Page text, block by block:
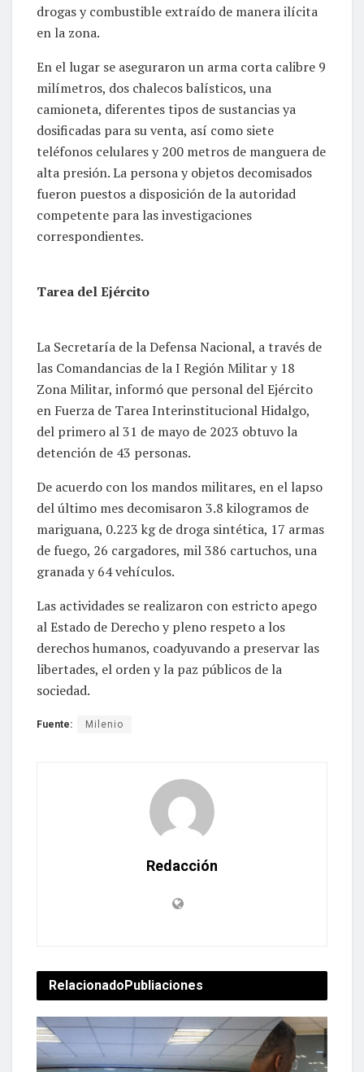
drogas y combustible extraído de manera ilícita
en la zona.
En el lugar se aseguraron un arma corta calibre 9
milímetros, dos chalecos balísticos, una
camioneta, diferentes tipos de sustancias ya
dosificadas para su venta, así como siete
teléfonos celulares y 200 metros de manguera de
alta presión. La persona y objetos decomisados
fueron puestos a disposición de la autoridad
competente para las investigaciones
correspondientes.
Tarea del Ejército
La Secretaría de la Defensa Nacional, a través de
las Comandancias de la I Región Militar y 18
Zona Militar, informó que personal del Ejército
en Fuerza de Tarea Interinstitucional Hidalgo,
del primero al 31 de mayo de 2023 obtuvo la
detención de 43 personas.
De acuerdo con los mandos militares, en el lapso
del último mes decomisaron 3.8 kilogramos de
mariguana, 0.223 kg de droga sintética, 17 armas
de fuego, 26 cargadores, mil 386 cartuchos, una
granada y 64 vehículos.
Las actividades se realizaron con estricto apego
al Estado de Derecho y pleno respeto a los
derechos humanos, coadyuvando a preservar las
libertades, el orden y la paz públicos de la
sociedad.
Fuente: Milenio
Redacción
RelacionadoPubliaciones